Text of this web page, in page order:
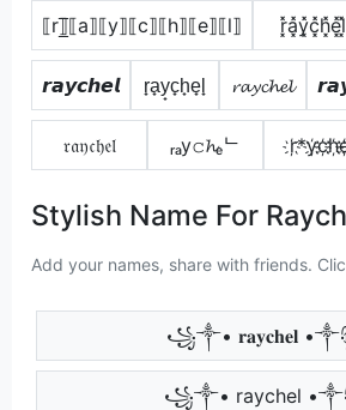
⟦r⟧̲̅⟦a⟧⟦y⟧⟦c⟧⟦h⟧⟦e⟧⟦l⟧ r͓̽a͓̽y͓̽c͓̽h͓̽e͓̽l͓̽
𝙧𝙖𝙮𝙘𝙝𝙚𝙡 r̟a̟y̟c̟h̟e̟l̟ 𝓻𝓪𝔂𝓬𝓱𝓮𝓵
𝔯𝔞𝔶𝔠𝔥𝔢𝔩 ᵣₐy𝚌𝓱ₑᄂ
Stylish Name For
Add your names, share with friends.
꧁༒• 𝐫𝐚𝐲𝐜𝐡𝐞𝐥
꧁༒• raychel